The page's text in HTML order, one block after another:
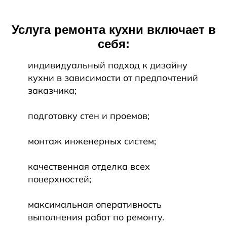
Услуга ремонта кухни включает в
себя:
индивидуальный подход к дизайну
кухни в зависимости от предпочтений
заказчика;
подготовку стен и проемов;
монтаж инженерных систем;
качественная отделка всех
поверхностей;
максимальная оперативность
выполнения работ по ремонту.